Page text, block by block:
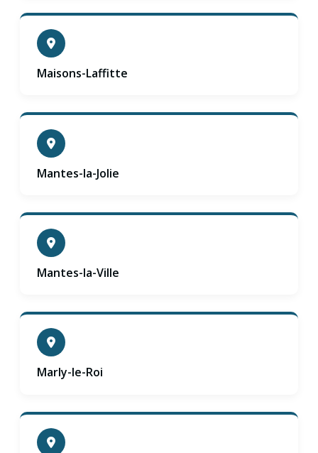
Maisons-Laffitte
Mantes-la-Jolie
Mantes-la-Ville
Marly-le-Roi